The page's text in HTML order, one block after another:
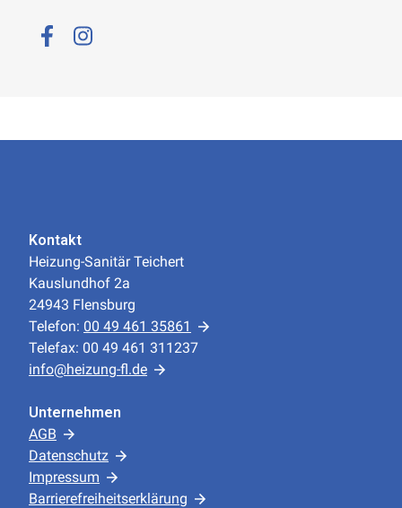
Kontakt
Heizung-Sanitär Teichert
Kauslundhof 2a
24943 Flensburg
Telefon: 00 49 461 35861
Telefax: 00 49 461 311237
info@heizung-fl.de
Unternehmen
AGB
Datenschutz
Impressum
Barrierefreiheitserklärung